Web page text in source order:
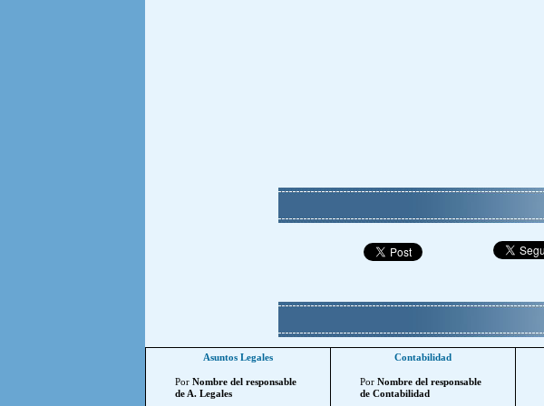
Asuntos Legales
Por Nombre del responsable
de A. Legales
Contabilidad
Por Nombre del responsable
de Contabilidad